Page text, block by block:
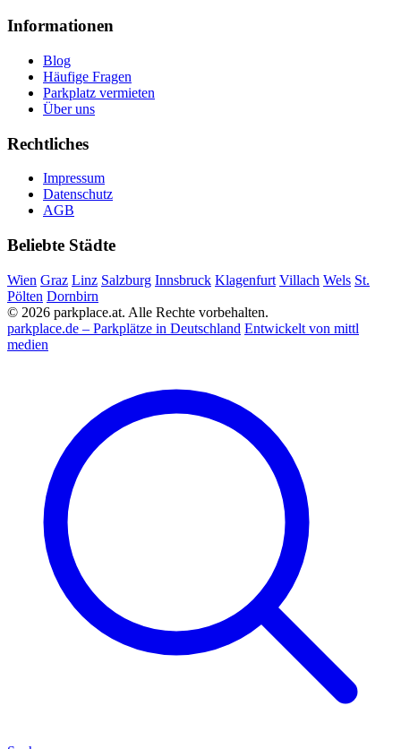
Informationen
Blog
Häufige Fragen
Parkplatz vermieten
Über uns
Rechtliches
Impressum
Datenschutz
AGB
Beliebte Städte
Wien Graz Linz Salzburg Innsbruck Klagenfurt Villach Wels St.
Pölten Dornbirn
© 2026 parkplace.at. Alle Rechte vorbehalten.
parkplace.de – Parkplätze in Deutschland Entwickelt von mittl
medien